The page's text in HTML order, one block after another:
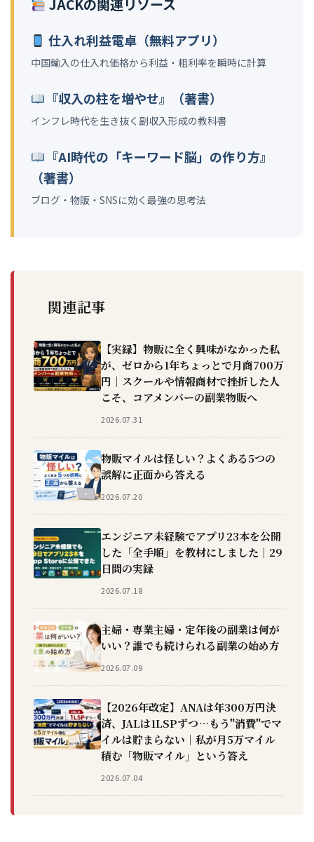
JACKの関連リソース
仕入れ利益電卓（無料アプリ）
中国輸入の仕入れ価格から利益・粗利率を瞬時に計算
『収入の柱を増やせ』（著書）
インフレ時代を生き抜く副収入形成の教科書
『AI時代の「キーワード脳」の作り方』
（著書）
ブログ・物販・SNSに効く最強の思考法
関連記事
【実録】物販に全く興味がなかった私
が、ゼロから1年ちょっとで月商700万
円｜スクールや情報商材で挫折した人
こそ、コアメンバーの副業物販へ
2026.07.31
物販マイルは怪しい？よくある5つの
誤解に正面から答える
2026.07.20
エンジニア未経験でアプリ23本を公開
した「全手順」を教材にしました｜29
日間の実録
2026.07.18
主婦・専業主婦・定年後の副業は何が
いい？誰でも続けられる副業の始め方
2026.07.09
【2026年改定】ANAは年300万円決
済、JALは1LSPずつ…もう"消費"でマ
イルは貯まらない｜私が月5万マイル
積む「物販マイル」という答え
2026.07.04